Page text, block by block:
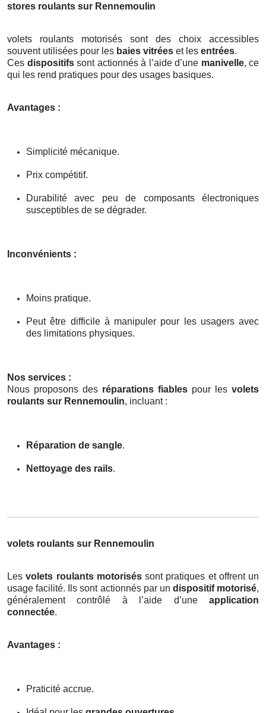
stores roulants sur Rennemoulin
volets roulants motorisés sont des choix accessibles
souvent utilisées pour les baies vitrées et les entrées.
Ces dispositifssont actionnés à l’aide d’une manivelle, ce
qui les rend pratiques pour des usages basiques.
Avantages :
Simplicité mécanique.
Prix compétitif.
Durabilité avec peu de composants électroniques
susceptibles de se dégrader.
Inconvénients :
Moins pratique.
Peut être difficile à manipuler pour les usagers avec
des limitations physiques.
Nos services :
Nous proposons des réparations fiables pour les volets
roulants sur Rennemoulin, incluant :
Réparation de sangle.
Nettoyage des rails.
volets roulants sur Rennemoulin
Lesvolets roulants motoriséssont pratiques et offrent un
usage facilité. Ils sont actionnés par un dispositif motorisé,
généralement contrôlé à l’aide d’une application
connectée.
Avantages :
Praticité accrue.